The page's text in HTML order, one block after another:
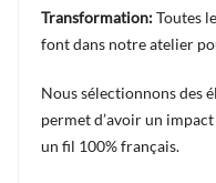
Transformation:Toutes
font dans notre atelier
Nous sélectionnons des
permet d’avoir un
un fil 100% français.